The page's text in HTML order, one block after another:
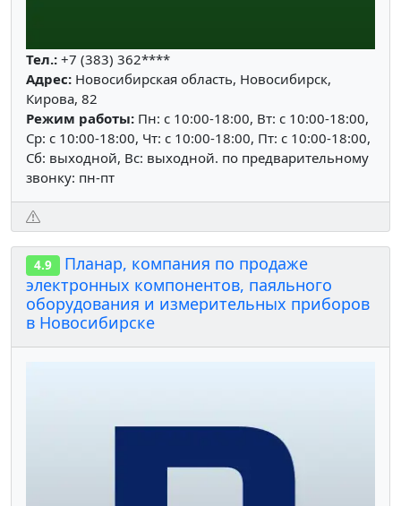
Тел.: +7 (383) 362****
Адрес: Новосибирская область, Новосибирск,
Кирова, 82
Режим работы: Пн: c 10:00-18:00, Вт: c 10:00-18:00,
Ср: c 10:00-18:00, Чт: c 10:00-18:00, Пт: c 10:00-18:00,
Сб: выходной, Вс: выходной. по предварительному
звонку: пн-пт
4.9
Планар, компания по продаже
электронных компонентов, паяльного
оборудования и измерительных приборов
в Новосибирске